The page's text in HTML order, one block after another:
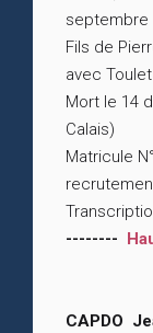
septembre
Fils de
avec
Mort le 14
Calais)
Matricule
--------
CAPDO